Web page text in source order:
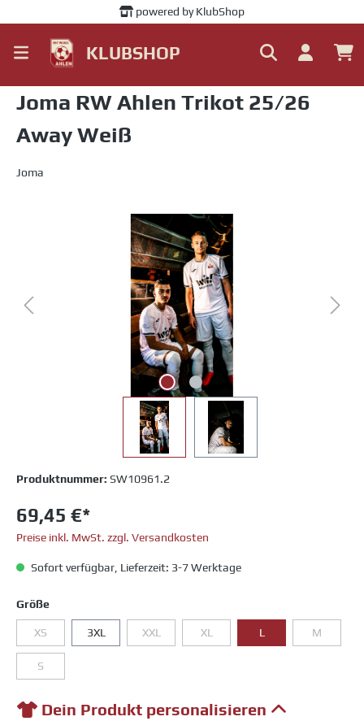
powered by KlubShop
KLUBSHOP
Joma RW Ahlen Trikot 25/26
Away Weiß
Joma
Bildergalerie überspringen
Produktnummer: SW10961.2
69,45 €*
Preise inkl. MwSt. zzgl. Versandkosten
Sofort verfügbar, Lieferzeit: 3-7 Werktage
Größe
XS 3XL XXL XL L M
S
Dein Produkt personalisieren